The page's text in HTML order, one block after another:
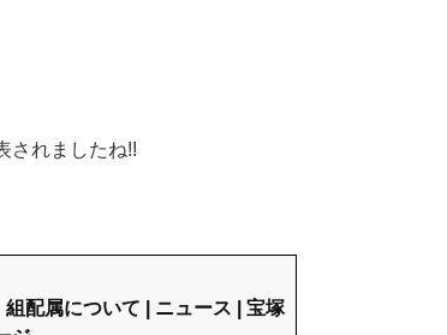
されましたね!!
配属について | ニュース | 宝塚